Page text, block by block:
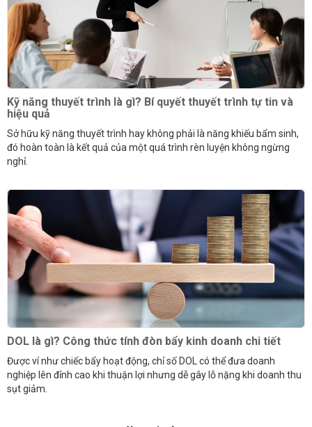
Kỹ năng thuyết trình là gì? Bí quyết thuyết trình tự tin và
hiệu quả
Sở hữu kỹ năng thuyết trình hay không phải là năng khiếu bẩm sinh,
đó hoàn toàn là kết quả của một quá trình rèn luyện không ngừng
nghỉ.
DOL là gì? Công thức tính đòn bẩy kinh doanh chi tiết
Được ví như chiếc bẩy hoạt động, chỉ số DOL có thể đưa doanh
nghiệp lên đỉnh cao khi thuận lợi nhưng dễ gây lỗ nặng khi doanh thu
sụt giảm.